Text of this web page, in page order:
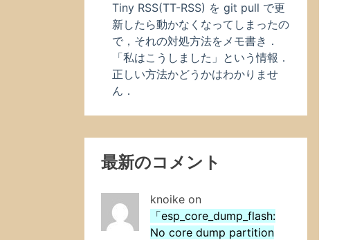
Tiny RSS(TT-RSS) を git pull で更
新したら動かなくなってしまったの
で，それの対処方法をメモ書き．
「私はこうしました」という情報．
正しい方法かどうかはわかりませ
ん．
最新のコメント
knoike on
「esp_core_dump_flash:
No core dump partition